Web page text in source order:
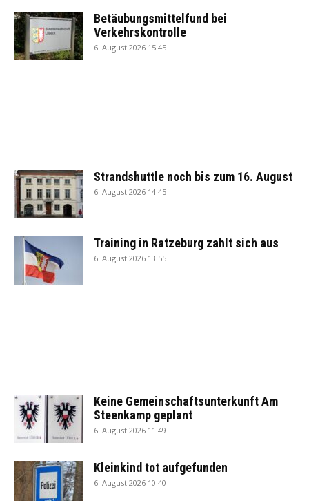
Betäubungsmittelfund bei
Verkehrskontrolle
6. August 2026 15:45
Strandshuttle noch bis zum 16. August
6. August 2026 14:45
Training in Ratzeburg zahlt sich aus
6. August 2026 13:55
Keine Gemeinschaftsunterkunft Am
Steenkamp geplant
6. August 2026 11:49
Kleinkind tot aufgefunden
6. August 2026 10:40